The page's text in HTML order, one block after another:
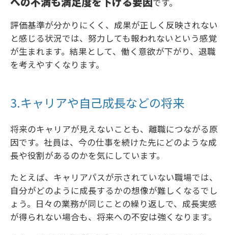
です。
評価基準が分かりにくく、成果が正しく反映されない
と感じる状況では、努力しても報われないという感覚
が生まれます。結果として、働く意欲が下がり、退職
を考えやすくなります。
3.キャリアや自己成長などの将来
将来のキャリアが見えないことも、離職につながる原
因です。社員は、今の仕事を続けた先にどのような成
長や役割があるのかを気にしています。
たとえば、キャリアパスが示されていない職場では、
自分がどのように成長するかの想像が難しくなるでし
ょう。日々の業務が同じことの繰り返しで、成長実感
が得られない場合も、将来への不安は強くなります。